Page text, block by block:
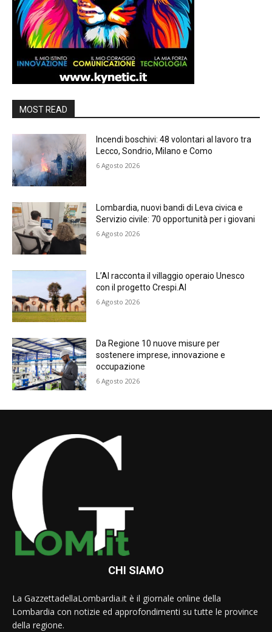
MOST READ
Incendi boschivi: 48 volontari al lavoro tra
Lecco, Sondrio, Milano e Como
6 Agosto 2026
Lombardia, nuovi bandi di Leva civica e
Servizio civile: 70 opportunità per i giovani
6 Agosto 2026
L’AI racconta il villaggio operaio Unesco
con il progetto Crespi.AI
6 Agosto 2026
Da Regione 10 nuove misure per
sostenere imprese, innovazione e
occupazione
6 Agosto 2026
CHI SIAMO
La GazzettadellaLombardia.it è il giornale online della
Lombardia con notizie ed approfondimenti su tutte le province
della regione.